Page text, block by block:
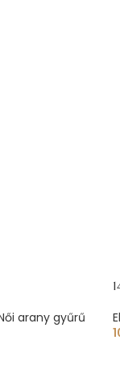
arany gyűrű